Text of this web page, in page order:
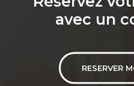
avec un
RESERVER